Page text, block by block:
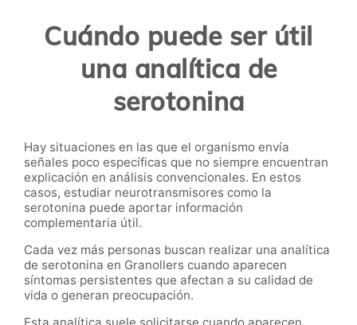
Cuándo puede ser útil
una analítica de
serotonina
Hay situaciones en las que el organismo envía
señales poco específicas que no siempre encuentran
explicación en análisis convencionales. En estos
casos, estudiar neurotransmisores como la
serotonina puede aportar información
complementaria útil.
Cada vez más personas buscan realizar una analítica
de serotonina en Granollers cuando aparecen
síntomas persistentes que afectan a su calidad de
vida o generan preocupación.